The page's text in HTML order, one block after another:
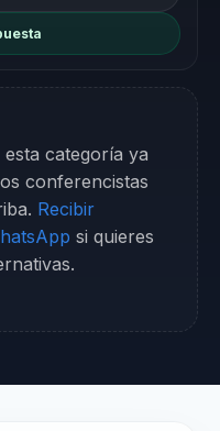
categoría ya
conferencistas
Recibir
si quieres